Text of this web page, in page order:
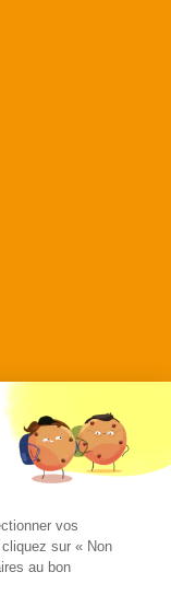
vos
sur « Non
au bon